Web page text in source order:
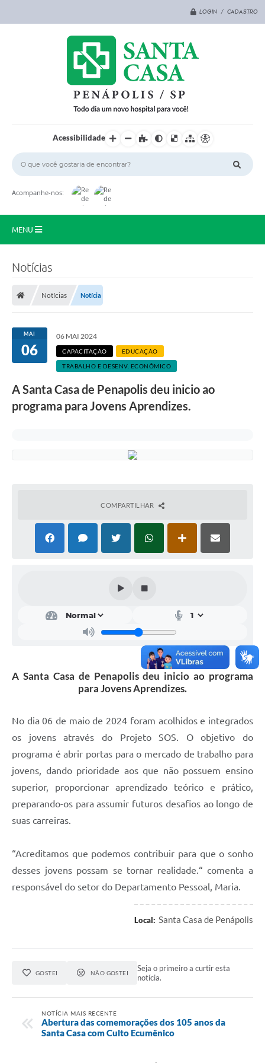
LOGIN / CADASTRO
Acessibilidade
Acompanhe-nos:
MENU
Editais
Portal da Transparência
Arquivos para Download
Enquete
Notícias
Notícias Notícia
MAI
06
06 MAI 2024
CAPACITAÇÃO EDUCAÇÃO
TRABALHO E DESENV. ECONÔMICO
A Santa Casa de Penapolis deu inicio ao
programa para Jovens Aprendizes.
COMPARTILHAR
A Santa Casa de Penapolis deu inicio ao programa
para Jovens Aprendizes.
No dia 06 de maio de 2024 foram acolhidos e integrados
os jovens através do Projeto SOS. O objetivo do
programa é abrir portas para o mercado de trabalho para
jovens, dando prioridade aos que não possuem ensino
superior, proporcionar aprendizado teórico e prático,
preparando-os para assumir futuros desafios ao longo de
suas carreiras.
“Acreditamos que podemos contribuir para que o sonho
desses jovens possam se tornar realidade.“ comenta a
responsável do setor do Departamento Pessoal, Maria.
Local: Santa Casa de Penápolis
GOSTEI NÃO GOSTEI
Seja o primeiro a curtir esta
notícia.
NOTÍCIA MAIS RECENTE
Abertura das comemorações dos 105 anos da
Santa Casa com Culto Ecumênico